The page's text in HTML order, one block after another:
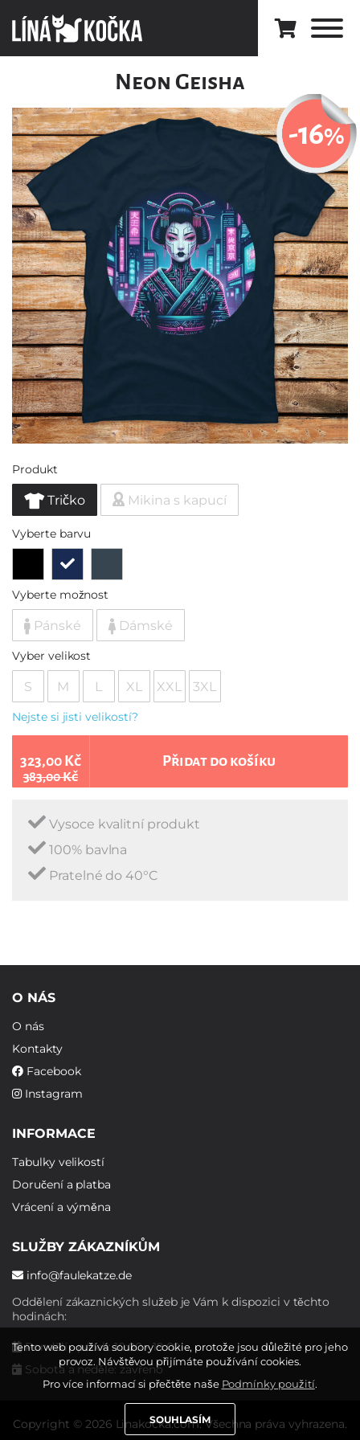
Neon Geisha
-16%
Produkt
Tričko Mikina s kapucí
Vyberte barvu
Vyberte možnost
Pánské Dámské
Vyber velikost
S M L XL XXL 3XL
Nejste si jisti velikostí?
323,00 Kč
383,00 Kč
Přidat do košíku
Vysoce kvalitní produkt
100% bavlna
Pratelné do 40°C
O NÁS
O nás
Kontakty
Facebook
Instagram
INFORMACE
Tabulky velikostí
Doručení a platba
Vrácení a výměna
SLUŽBY ZÁKAZNÍKŮM
info@faulekatze.de
Oddělení zákaznických služeb je Vám k dispozici v těchto
hodinách:
Pondělí - pátek: 10:00 - 19:00
Sobota a neděle: zavřeno
Copyright © 2026 Linakocka.com. Všechna práva vyhrazena.
Tento web používá soubory cookie, protože jsou důležité pro jeho
provoz. Návštěvou přijímáte používání cookies.
Pro více informací si přečtěte naše Podmínky použití.
SOUHLASÍM